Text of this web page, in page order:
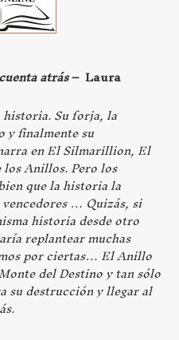
atrás– Laura
historia. Su forja, la
y finalmente su
en El Silmarillion, El
Anillos. Pero los
que la historia la
… Quizás, si
historia desde otro
replantear muchas
por ciertas… El Anillo
del Destino y tan sólo
su destrucción y llegar al
.